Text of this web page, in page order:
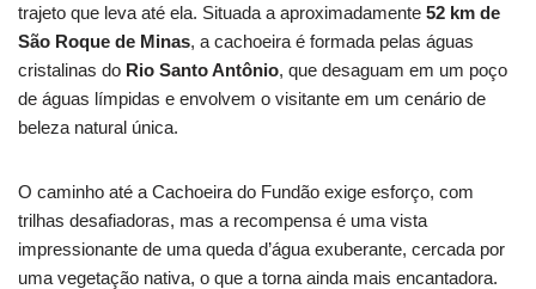
trajeto que leva até ela. Situada a aproximadamente 52 km de
São Roque de Minas, a cachoeira é formada pelas águas
cristalinas do Rio Santo Antônio, que desaguam em um poço
de águas límpidas e envolvem o visitante em um cenário de
beleza natural única.
O caminho até a Cachoeira do Fundão exige esforço, com
trilhas desafiadoras, mas a recompensa é uma vista
impressionante de uma queda d’água exuberante, cercada por
uma vegetação nativa, o que a torna ainda mais encantadora.